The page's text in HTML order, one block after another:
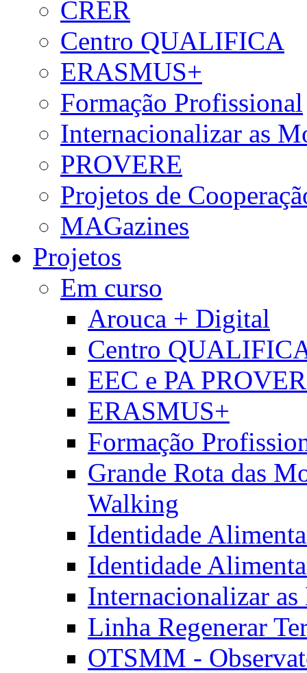
CRER
Centro QUALIFICA
ERASMUS+
Formação Profissional
Internacionalizar as
PROVERE
Projetos de
MAGazines
Projetos
Em curso
Arouca + Digital
Centro
EEC e PA
ERASMUS+
Formação
Grande Rota das
Walking
Identidade
Identidade
Internacionalizar
Linha Regenerar
OTSMM -